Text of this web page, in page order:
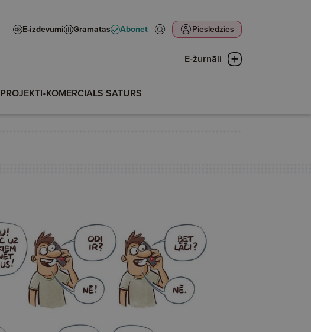
E-izdevumi Grāmatas Abonēt Pieslēdzies
E-žurnāli
PROJEKTI•KOMERCIĀLS SATURS